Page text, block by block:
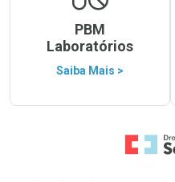
PBM
Laboratórios
Saiba Mais >
Ir para a